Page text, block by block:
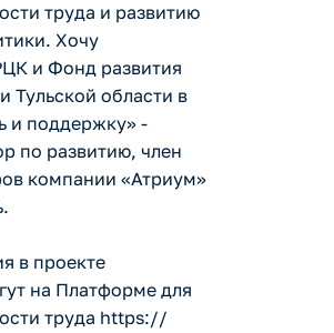
труда и развитию
Хочу
и Фонд развития
Тульской области в
и поддержку» -
по развитию, член
компании «Атриум»
в проекте
на Платформе для
труда https://